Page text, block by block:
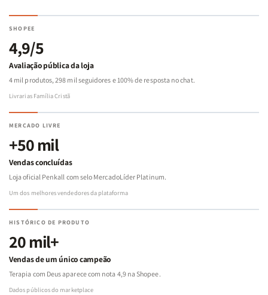
SHOPEE
4,9/5
Avaliação pública da loja
4 mil produtos, 298 mil seguidores e 100% de resposta no chat.
Livrarias Família Cristã
MERCADO LIVRE
+50 mil
Vendas concluídas
Loja oficial Penkall com selo MercadoLíder Platinum.
Um dos melhores vendedores da plataforma
HISTÓRICO DE PRODUTO
20 mil+
Vendas de um único campeão
Terapia com Deus aparece com nota 4,9 na Shopee.
Dados públicos do marketplace